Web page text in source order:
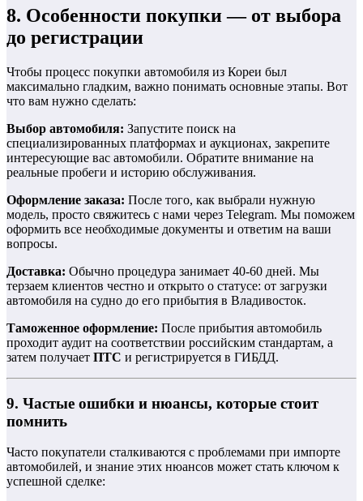
8. Особенности покупки — от выбора
до регистрации
Чтобы процесс покупки автомобиля из Кореи был
максимально гладким, важно понимать основные этапы. Вот
что вам нужно сделать:
Выбор автомобиля: Запустите поиск на
специализированных платформах и аукционах, закрепите
интересующие вас автомобили. Обратите внимание на
реальные пробеги и историю обслуживания.
Оформление заказа: После того, как выбрали нужную
модель, просто свяжитесь с нами через Telegram. Мы поможем
оформить все необходимые документы и ответим на ваши
вопросы.
Доставка: Обычно процедура занимает 40-60 дней. Мы
терзаем клиентов честно и открыто о статусе: от загрузки
автомобиля на судно до его прибытия в Владивосток.
Таможенное оформление: После прибытия автомобиль
проходит аудит на соответствии российским стандартам, а
затем получает ПТС и регистрируется в ГИБДД.
9. Частые ошибки и нюансы, которые стоит
помнить
Часто покупатели сталкиваются с проблемами при импорте
автомобилей, и знание этих нюансов может стать ключом к
успешной сделке: